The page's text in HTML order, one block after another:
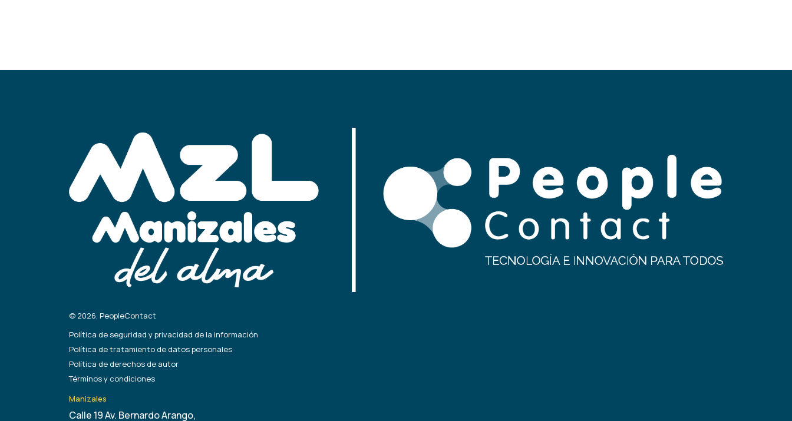
© 2026, PeopleContact
Política de seguridad y privacidad de la información
Política de tratamiento de datos personales
Política de derechos de autor
Términos y condiciones
Manizales
Calle 19 Av. Bernardo Arango,